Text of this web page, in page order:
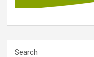
Search